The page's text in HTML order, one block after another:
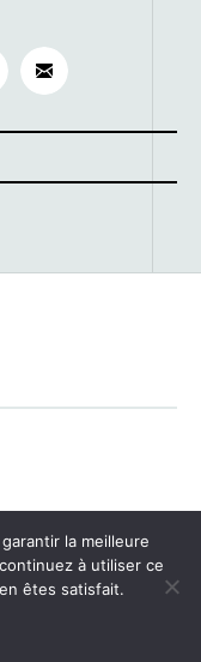
la meilleure
à utiliser ce
êtes satisfait.